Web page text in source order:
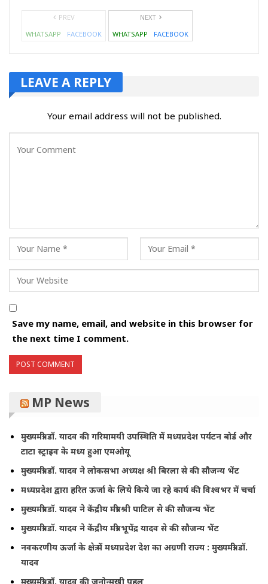
PREV
WHATSAPP
FACEBOOK
NEXT
WHATSAPP
FACEBOOK
LEAVE A REPLY
Your email address will not be published.
Save my name, email, and website in this browser for
the next time I comment.
MP News
मुख्यमंत्री डॉ. यादव की गरिमामयी उपस्थिति में मध्यप्रदेश पर्यटन बोर्ड और
टाटा स्ट्राइव के मध्य हुआ एमओयू
मुख्यमंत्री डॉ. यादव ने लोकसभा अध्यक्ष श्री बिरला से की सौजन्य भेंट
मध्यप्रदेश द्वारा हरित ऊर्जा के लिये किये जा रहे कार्य की विश्वभर में चर्चा
मुख्यमंत्री डॉ. यादव ने केंद्रीय मंत्री श्री पाटिल से की सौजन्य भेंट
मुख्यमंत्री डॉ. यादव ने केंद्रीय मंत्री भूपेंद्र यादव से की सौजन्य भेंट
नवकरणीय ऊर्जा के क्षेत्र में मध्यप्रदेश देश का अग्रणी राज्य : मुख्यमंत्री डॉ.
यादव
मुख्यमंत्री डॉ. यादव की जनोन्मुखी पहल